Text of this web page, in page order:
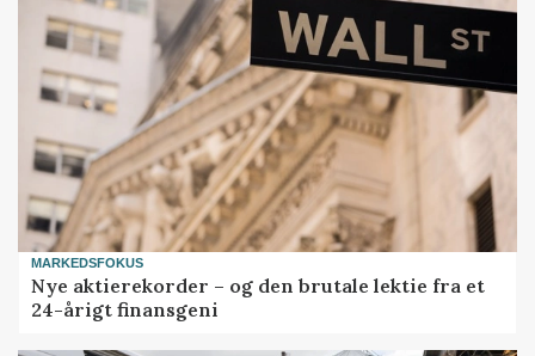
MARKEDSFOKUS
Nye aktierekorder – og den brutale lektie fra et
24-årigt finansgeni